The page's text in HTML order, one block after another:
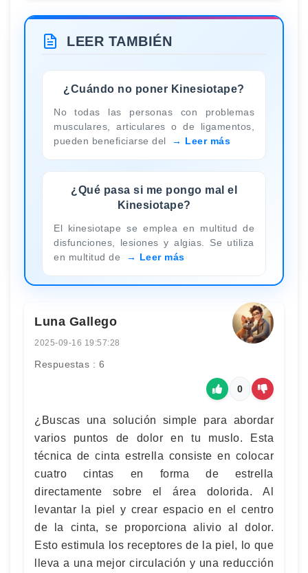
LEER TAMBIÉN
¿Cuándo no poner Kinesiotape?
No todas las personas con problemas
musculares, articulares o de ligamentos,
pueden beneficiarse del
Leer más
¿Qué pasa si me pongo mal el
Kinesiotape?
El kinesiotape se emplea en multitud de
disfunciones, lesiones y algias. Se utiliza
en multitud de
Leer más
Luna Gallego
2025-09-16 19:57:28
Respuestas : 6
0
¿Buscas una solución simple para abordar
varios puntos de dolor en tu muslo. Esta
técnica de cinta estrella consiste en colocar
cuatro cintas en forma de estrella
directamente sobre el área dolorida. Al
levantar la piel y crear espacio en el centro
de la cinta, se proporciona alivio al dolor.
Esto estimula los receptores de la piel, lo que
lleva a una mejor circulación y una reducción